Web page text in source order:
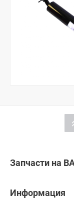
Запчасти на
Информация